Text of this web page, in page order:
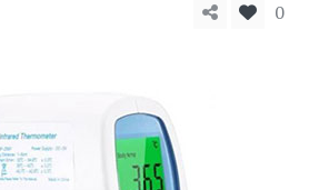
0